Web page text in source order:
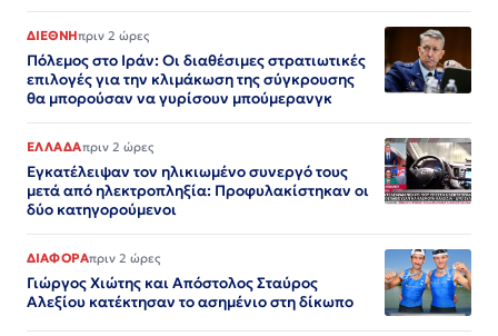
ΔΙΕΘΝΗπριν 2 ώρες
Πόλεμος στο Ιράν: Οι διαθέσιμες στρατιωτικές
επιλογές για την κλιμάκωση της σύγκρουσης
θα μπορούσαν να γυρίσουν μπούμερανγκ
ΕΛΛΑΔΑπριν 2 ώρες
Εγκατέλειψαν τον ηλικιωμένο συνεργό τους
μετά από ηλεκτροπληξία: Προφυλακίστηκαν οι
δύο κατηγορούμενοι
ΔΙΑΦΟΡΑπριν 2 ώρες
Γιώργος Χιώτης και Απόστολος Σταύρος
Αλεξίου κατέκτησαν το ασημένιο στη δίκωπο